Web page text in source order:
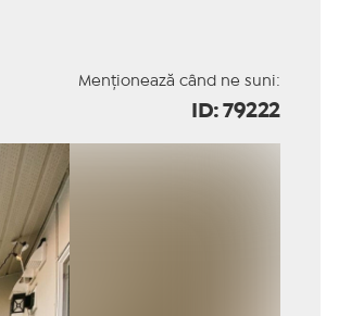
Menționează când ne suni:
ID: 79222